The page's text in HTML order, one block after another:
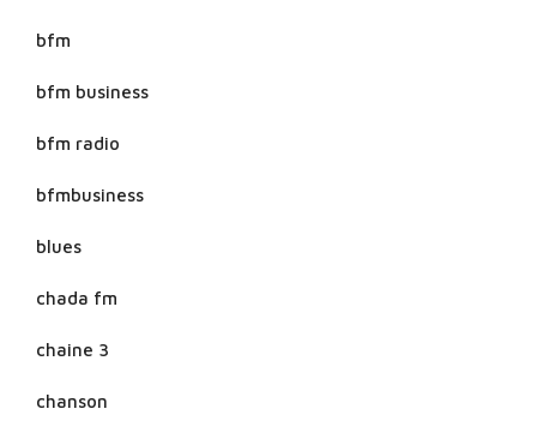
bfm
bfm business
bfm radio
bfmbusiness
blues
chada fm
chaine 3
chanson